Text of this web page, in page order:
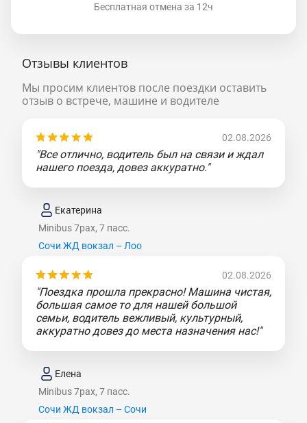
Бесплатная отмена за 12ч
Отзывы клиентов
Мы просим клиентов после поездки оставить
отзыв о встрече, машине и водителе
02.08.2026
"Все отлично, водитель был на связи и ждал
нашего поезда, довез аккуратно."
Екатерина
Minibus 7pax, 7 пасс.
Сочи ЖД вокзал – Лоо
02.08.2026
"Поездка прошла прекрасно! Машина чистая,
большая самое то для нашей большой
семьи, водитель вежливый, культурный,
аккуратно довез до места назначения нас!"
Елена
Minibus 7pax, 7 пасс.
Сочи ЖД вокзал – Сочи